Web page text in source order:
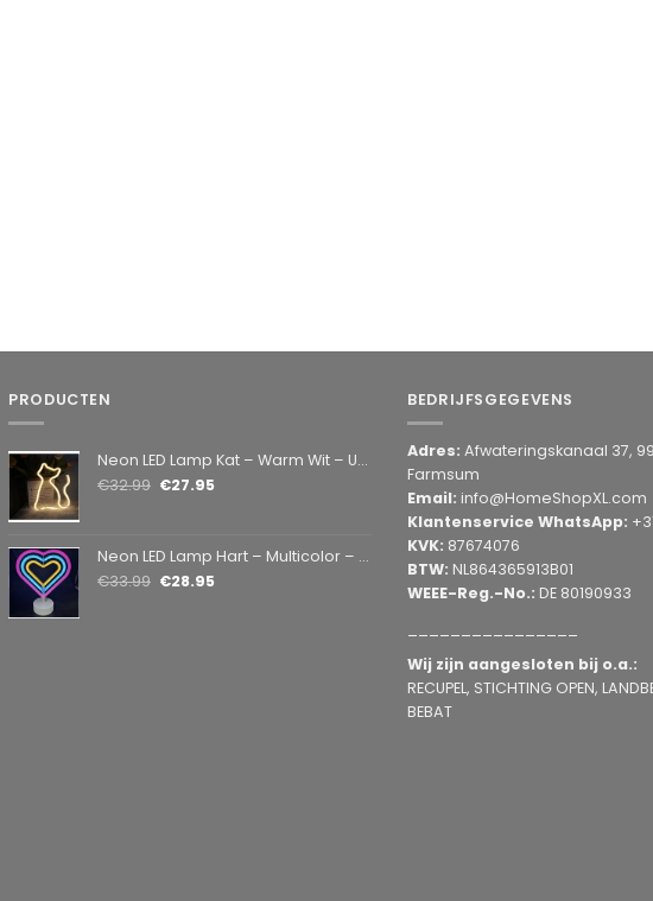
PRODUCTEN
Neon LED Lamp Kat – Warm Wit – USB & Batterij – Decoratieve Tafellamp voor Kinderkamer – 28,5 x 24,5 cm
€32.99 €27.95
Neon LED Lamp Hart – Multicolor – USB & Batterij – Hartvormige Sfeerlamp – Kinderkamer & Slaapkamer – 25,2 x 23 cm
€33.99 €28.95
BEDRIJFSGEGEVENS
Adres: Afwateringskanaal 37,
Farmsum
Email: info@HomeShopXL.com
Klantenservice WhatsApp:
KVK: 87674076
BTW: NL864365913B01
WEEE-Reg.-No.: DE 80190933
Wij zijn aangesloten bij o.a.:
RECUPEL, STICHTING OPEN,
BEBAT